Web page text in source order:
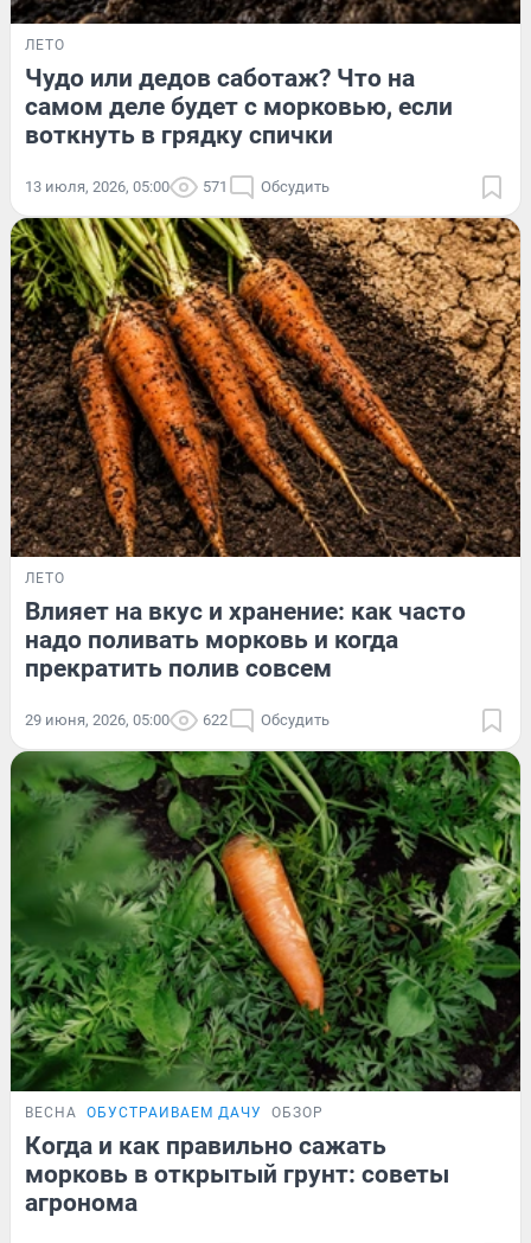
ЛЕТО
Чудо или дедов саботаж? Что на
самом деле будет с морковью, если
воткнуть в грядку спички
13 июля, 2026, 05:00 571 Обсудить
ЛЕТО
Влияет на вкус и хранение: как часто
надо поливать морковь и когда
прекратить полив совсем
29 июня, 2026, 05:00 622 Обсудить
ВЕСНА ОБУСТРАИВАЕМ ДАЧУ ОБЗОР
Когда и как правильно сажать
морковь в открытый грунт: советы
агронома